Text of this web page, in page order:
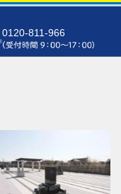
0120-811-966